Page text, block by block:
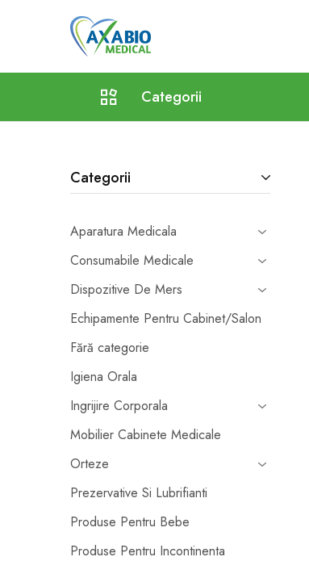
Axabio
Medical
Solutii
pentru
Categorii
Orteze
Mobilier Cabinete Medicale
Recuperare Si Reabilitare Medicala
Consumabile Medicale
Prezervative Si Lubrifianti
Teste Rapide de Autotestare
Categorii
Aparatura Medicala
Consumabile Medicale
Dispozitive De Mers
Echipamente Pentru Cabinet/Salon
Fără categorie
Igiena Orala
Ingrijire Corporala
Mobilier Cabinete Medicale
Orteze
Prezervative Si Lubrifianti
Produse Pentru Bebe
Produse Pentru Incontinenta